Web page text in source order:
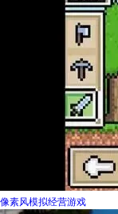
像素风模拟经营游戏